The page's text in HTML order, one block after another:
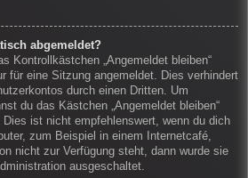
abgemeldet?
Kontrollkästchen „Angemeldet bleiben“
für eine Sitzung angemeldet. Dies verhindert
durch einen Dritten. Um
du das Kästchen „Angemeldet bleiben“
Dies ist nicht empfehlenswert, wenn du dich
zum Beispiel in einem Internetcafé,
nicht zur Verfügung steht, dann wurde sie
ausgeschaltet.